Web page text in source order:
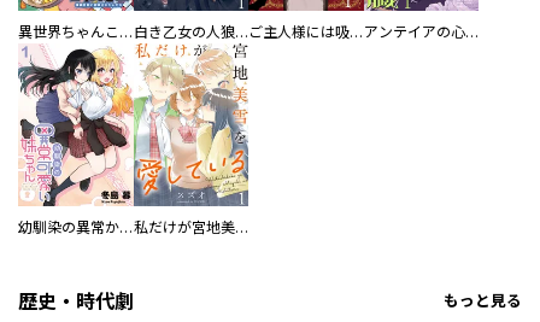
異世界ちゃんこ～横綱目前に召喚されたんだが～ 【連載版】 白き乙女の人狼（ウェアウルフ） 【連載版】 ご主人様には吸わせません！ 【連載版】 アンテイアの心臓 【連載版】
幼馴染の異常かわいい妹ちゃん 【連載版】 私だけが宮地美雪を愛している 【連載版】
歴史・時代劇 もっと見る